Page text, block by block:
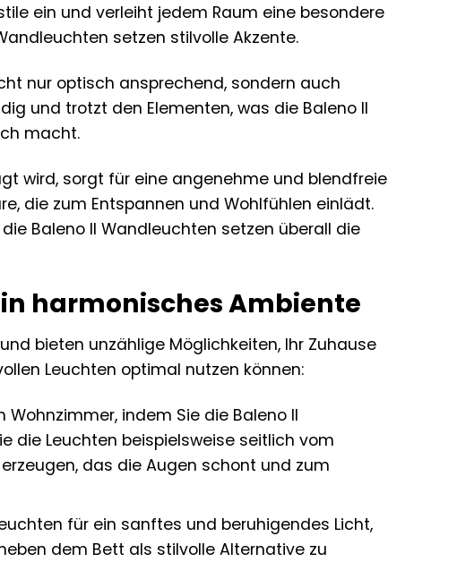
ein und verleiht jedem Raum eine besondere
setzen stilvolle Akzente.
nur optisch ansprechend, sondern auch
und trotzt den Elementen, was die Baleno II
macht.
wird, sorgt für eine angenehme und blendfreie
die zum Entspannen und Wohlfühlen einlädt.
Baleno II Wandleuchten setzen überall die
harmonisches Ambiente
bieten unzählige Möglichkeiten, Ihr Zuhause
Leuchten optimal nutzen können:
indem Sie die Baleno II
die Leuchten beispielsweise seitlich vom
das die Augen schont und zum
für ein sanftes und beruhigendes Licht,
dem Bett als stilvolle Alternative zu